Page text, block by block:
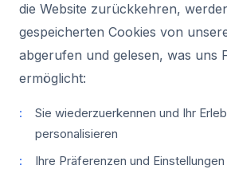
die Website zurückkehren,
gespeicherten Cookies von
abgerufen und gelesen, was uns
ermöglicht:
Sie wiederzuerkennen und Ihr
personalisieren
Ihre Präferenzen und